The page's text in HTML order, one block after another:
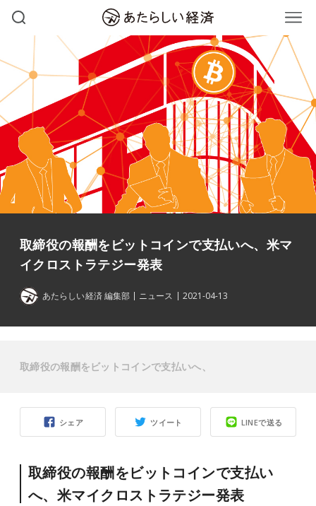
取締役の報酬をビットコインで支払いへ、米マ
イクロストラテジー発表
あたらしい経済 編集部 ニュース 2021-04-13
シェア ツイート LINEで送る
取締役の報酬をビットコインで支払い
へ、 米マイクロストラテジー発表
取締役の報酬をビットコインで支払いへ、